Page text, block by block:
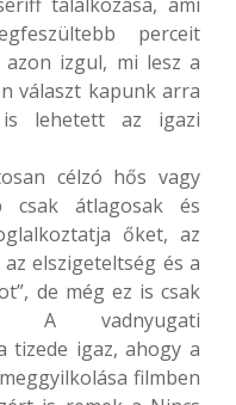
perceit
azon izgul, mi lesz a
választ kapunk arra
lehetett az igazi
célzó hős vagy
csak átlagosak és
őket, az
elszigeteltség és a
de még ez is csak
A vadnyugati
tizede igaz, ahogy a
filmben